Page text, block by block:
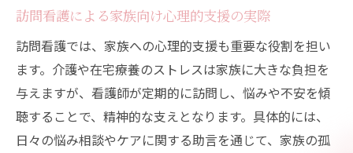
訪問看護による家族向け心理的支援の実際
訪問看護では、家族への心理的支援も重要な役割を担い
ます。介護や在宅療養のストレスは家族に大きな負担を
与えますが、看護師が定期的に訪問し、悩みや不安を傾
聴することで、精神的な支えとなります。具体的には、
日々の悩み相談やケアに関する助言を通じて、家族の孤